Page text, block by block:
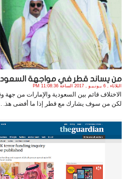
من يساند قطر في مواجهة
الثلاثاء , 6 يـونـيـو , 2017 الساعة 11:08:36 PM
الاختلاف قائم بين السعودية والإمارات من
لكن من سوف يشارك مع قطر إذا ما أفضى هذ. .